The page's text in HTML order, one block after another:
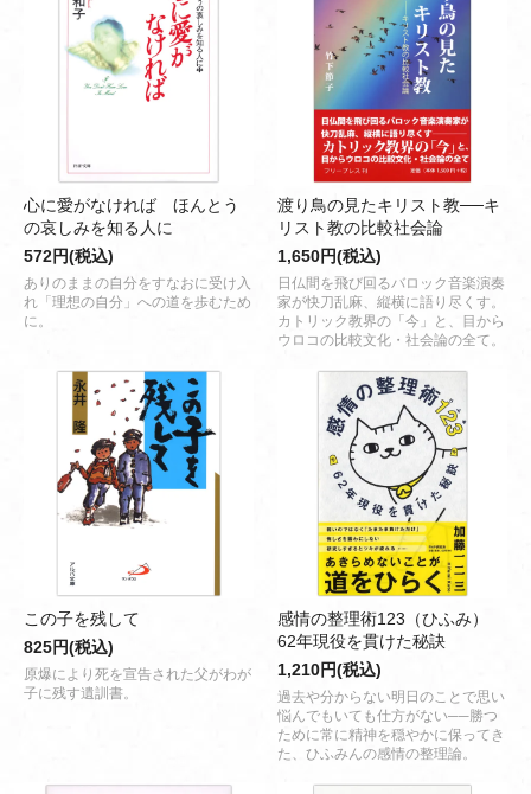
心に愛がなければ ほんとう
の哀しみを知る人に
572円(税込)
ありのままの自分をすなおに受け入
れ「理想の自分」への道を歩むため
に。
渡り鳥の見たキリスト教──キ
リスト教の比較社会論
1,650円(税込)
日仏間を飛び回るバロック音楽演奏
家が快刀乱麻、縦横に語り尽くす。
カトリック教界の「今」と、目から
ウロコの比較文化・社会論の全て。
この子を残して
825円(税込)
原爆により死を宣告された父がわが
子に残す遺訓書。
感情の整理術123（ひふみ）
62年現役を貫けた秘訣
1,210円(税込)
過去や分からない明日のことで思い
悩んでもいても仕方がない──勝つ
ために常に精神を穏やかに保ってき
た、ひふみんの感情の整理論。